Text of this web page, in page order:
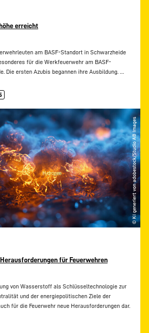
erreicht
am BASF-Standort in Schwarzheide
für die Werkfeuerwehr am BASF-
Die ersten Azubis begannen ihre Ausbildung.
für Feuerwehren
von Wasserstoff als Schlüsseltechnologie zur
und der energiepolitischen Ziele der
für die Feuerwehr neue Herausforderungen dar.